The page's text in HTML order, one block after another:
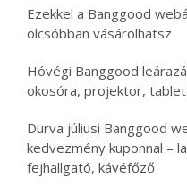
Ezekkel a Banggood
olcsóbban vásárolhatsz
Hóvégi Banggood
okosóra, projektor,
Durva júliusi Banggood
kedvezmény kuponnal –
fejhallgató, kávéfőző